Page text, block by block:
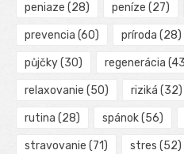
peniaze (28) peníze (27)
prevencia (60) príroda (28)
půjčky(30) regenerácia
relaxovanie (50) riziká (32)
rutina (28) spánok(56)
stravovanie (71) stres (52)